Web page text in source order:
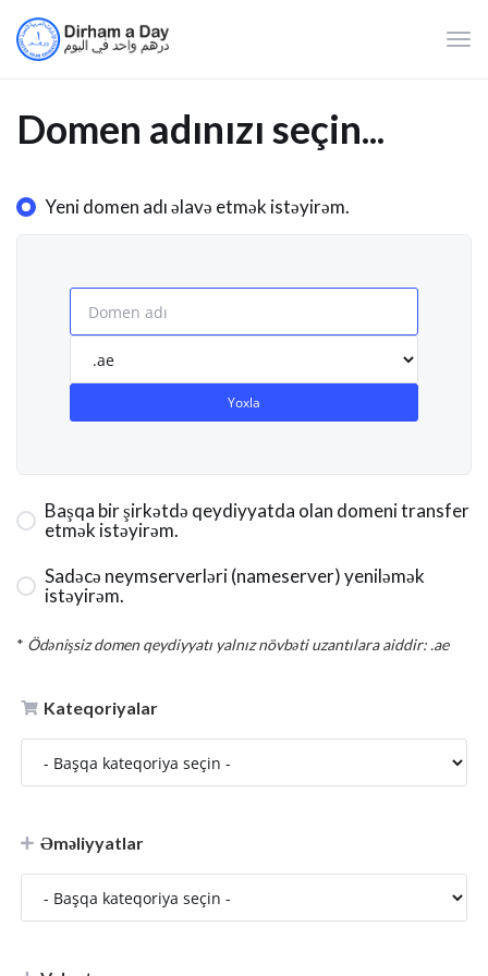
Domen adınızı seçin...
Kateqoriyalar
Əməliyyatlar
Yeni domen adı əlavə etmək istəyirəm.
Yoxla
Başqa bir şirkətdə qeydiyyatda olan domeni transfer
etmək istəyirəm.
Sadəcə neymserverləri (nameserver) yeniləmək
istəyirəm.
* Ödənişsiz domen qeydiyyatı yalnız növbəti uzantılara aiddir: .ae